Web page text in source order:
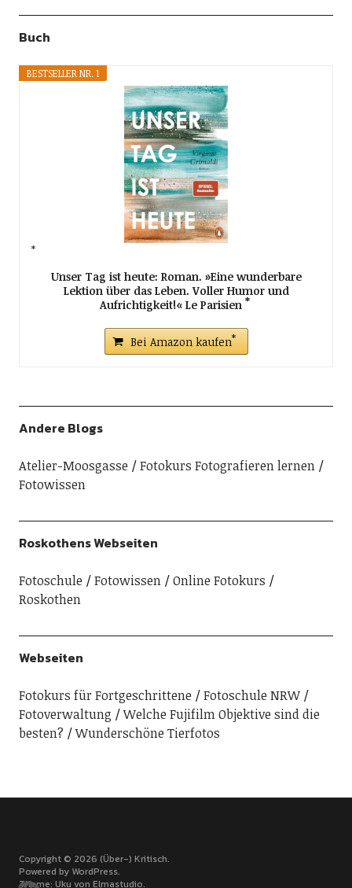
Buch
BESTSELLER NR. 1
Unser Tag ist heute: Roman. »Eine wunderbare
Lektion über das Leben. Voller Humor und
Aufrichtigkeit!« Le Parisien
Bei Amazon kaufen
Andere Blogs
Atelier-Moosgasse
Fotokurs Fotografieren lernen
Fotowissen
Roskothens Webseiten
Fotoschule Fotowissen
Online Fotokurs
Roskothen
Webseiten
Fotokurs für Fortgeschrittene
Fotoschule NRW
Fotoverwaltung
Welche Fujifilm Objektive sind die
besten?
Wunderschöne Tierfotos
Copyright © 2026 (Über-) Kritisch
Powered by WordPress
Theme: Uku von Elmastudio